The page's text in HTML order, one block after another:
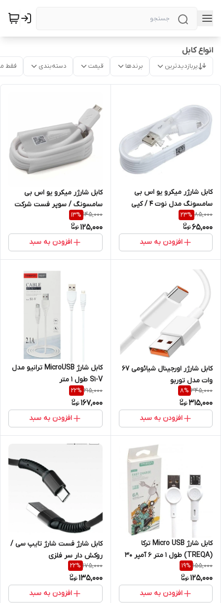
انواع کابل
پربازدیدترین برندها قیمت دسته‌بندی فقط
کابل شارژر میکرو یو اس بی
سامسونگ مدل نوت 4 / کپی
85,000
23%
65,000
افزودن به سبد
کابل شارژر میکرو یو اس بی
سامسونگ / سوپر فست شرکت
Tech21
145,000
13%
125,000
افزودن به سبد
کابل شارژر اورجینال شیائومی 67
وات مدل توربو
345,000
8%
315,000
افزودن به سبد
کابل شارژ MicroUSB ترانیو مدل
S1-V طول 1 متر
215,000
22%
167,000
افزودن به سبد
کابل شارژ Micro USB ترکا
(TREQA) طول 1 متر 6 آمپر 30
وات مدل CA-8651
155,000
19%
125,000
افزودن به سبد
کابل شارژ فست شارژ تایپ سی /
روکش دار سر فلزی
175,000
22%
135,000
افزودن به سبد